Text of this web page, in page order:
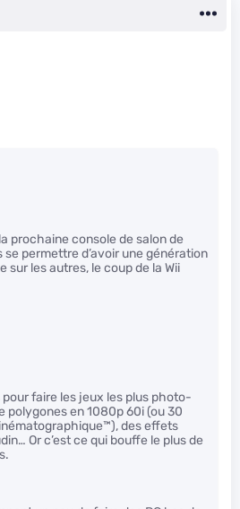
prochaine console de salon de
se permettre d’avoir une génération
sur les autres, le coup de la Wii
faire les jeux les plus photo-
polygones en 1080p 60i (ou 30
des effets
Or c’est ce qui bouffe le plus de